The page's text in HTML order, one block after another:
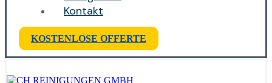
Kontakt
KOSTENLOSE OFFERTE